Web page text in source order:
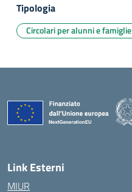
Tipologia
Circolari per alunni e famiglie
Link Esterni
MIUR